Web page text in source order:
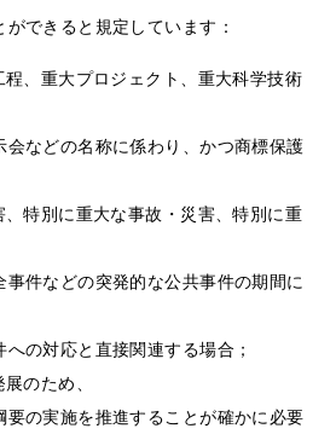
できると規定しています：
、重大プロジェクト、重大科学技術
などの名称に係わり、かつ商標保護
特別に重大な事故・災害、特別に重
件などの突発的な公共事件の期間に
の対応と直接関連する場合；
のため、
の実施を推進することが確かに必要